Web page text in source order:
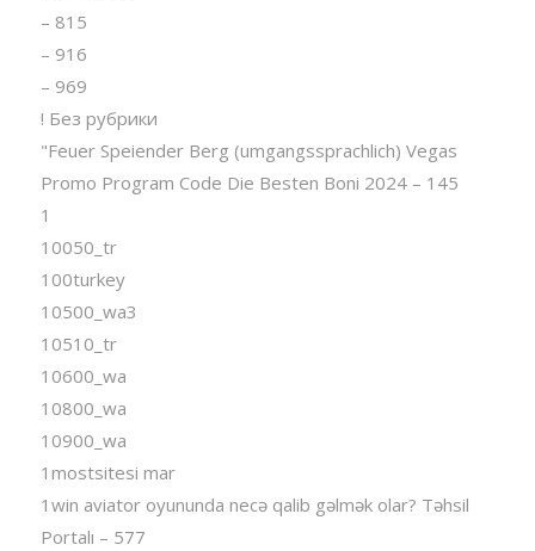
– 815
– 916
– 969
! Без рубрики
"Feuer Speiender Berg (umgangssprachlich) Vegas
Promo Program Code Die Besten Boni 2024 – 145
1
10050_tr
100turkey
10500_wa3
10510_tr
10600_wa
10800_wa
10900_wa
1mostsitesi mar
1win aviator oyununda necə qalib gəlmək olar? Təhsil
Portalı – 577